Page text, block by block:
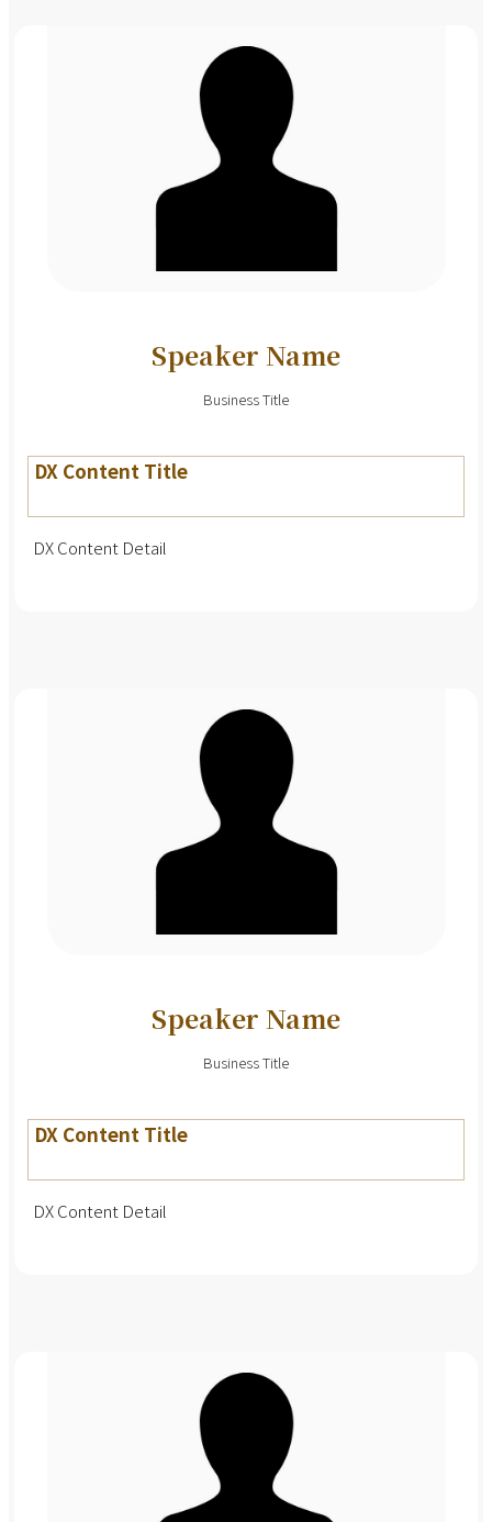
Speaker Name
Business Title
DX Content Title
DX Content Detail
Speaker Name
Business Title
DX Content Title
DX Content Detail